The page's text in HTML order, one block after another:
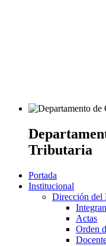
Tributaria
Portada
Institucional
Dirección del
Actas
Orden